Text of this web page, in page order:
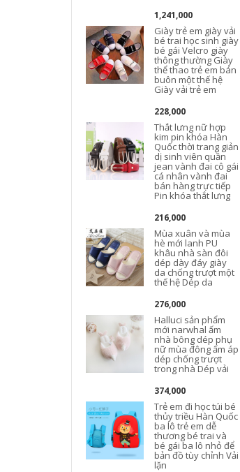
1,241,000
Giày trẻ em giày vải
bé trai học sinh giày
bé gái Velcro giày
thông thường Giày
thể thao trẻ em bán
buôn một thế hệ
Giày vải trẻ em
228,000
Thắt lưng nữ hợp
kim pin khóa Hàn
Quốc thời trang giản
dị sinh viên quần
jean vành đai cô gái
cá nhân vành đai
bán hàng trực tiếp
Pin khóa thắt lưng
216,000
Mùa xuân và mùa
hè mới lanh PU
khâu nhà sàn đôi
dép dày đáy giày
da chống trượt một
thế hệ Dép da
276,000
Halluci sản phẩm
mới narwhal ấm
nhà bông dép phụ
nữ mùa đông ấm áp
dép chống trượt
trong nhà Dép vải
374,000
Trẻ em đi học túi bé
thủy triều Hàn Quốc
ba lô trẻ em dễ
thương bé trai và
bé gái ba lô nhỏ để
bản đồ tùy chỉnh Vải
lặn